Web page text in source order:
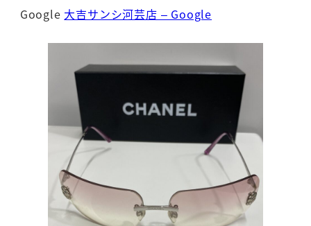
Google 大吉サンシ河芸店 – Google